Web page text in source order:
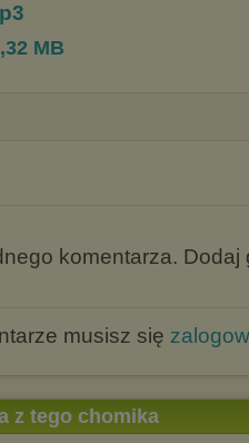
MB
komentarza. Dodaj
musisz się
z tego chomika